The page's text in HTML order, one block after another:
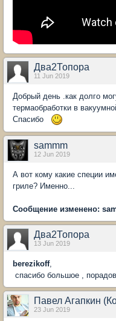
Два2Топора
11 Jun 2019
Добрый день .как долго
термаобработки в
Спасибо
sammm
12 Jun 2019
А вот кому какие специи
гриле? Именно...
Сообщение изменено:
Два2Топора
13 Jun 2019
berezikoff,
спасибо большое ,
Павел Агапкин
23 Jun 2019